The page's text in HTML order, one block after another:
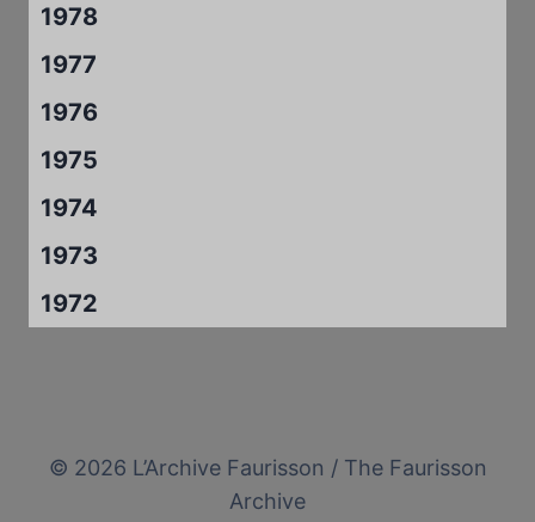
1978
1977
1976
1975
1974
1973
1972
© 2026 L’Archive Faurisson / The Faurisson
Archive